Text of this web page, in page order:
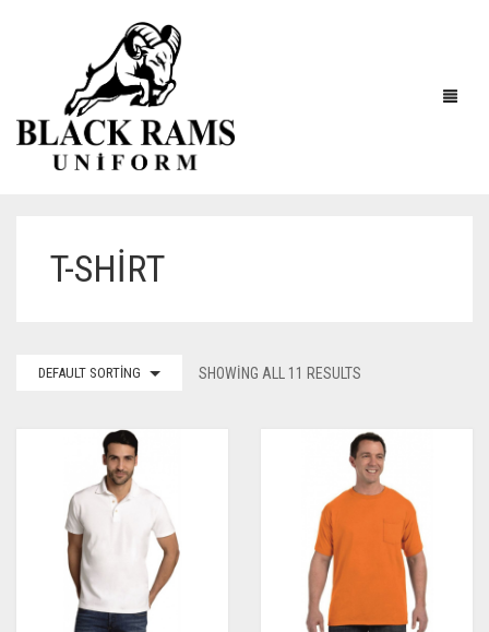
T-SHIRT
DEFAULT SORTING SHOWING ALL 11 RESULTS